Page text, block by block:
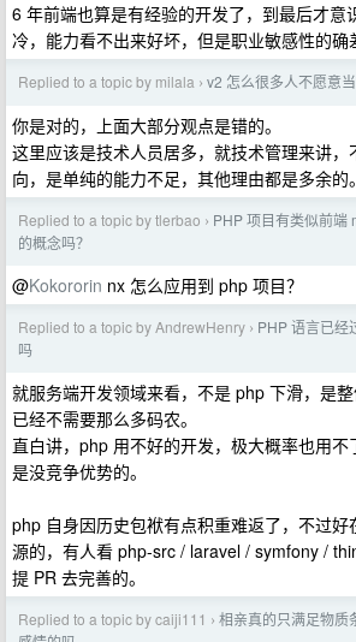
6 年前端也算是有经验的开发了，到最后才意
冷，能力看不出来好坏，但是职业敏感性的确
Replied to a topic by milala › v2 怎么很多人不愿意
你是对的，上面大部分观点是错的。
这里应该是技术人员居多，就技术管理来讲
向，是单纯的能力不足，其他理由都是多余的。
Replied to a topic by tlerbao › PHP 项目有类似前端
的概念吗？
@Kokororin nx 怎么应用到 php 项目？
Replied to a topic by AndrewHenry › PHP 语言已经
吗
就服务端开发领域来看，不是 php 下滑，是
已经不需要那么多码农。
直白讲，php 用不好的开发，极大概率也用
是没竞争优势的。
php 自身因历史包袱有点积重难返了，不过
源的，有人看 php-src / laravel / symfony /
提 PR 去完善的。
Replied to a topic by caiji111 › 相亲真的只满足物质